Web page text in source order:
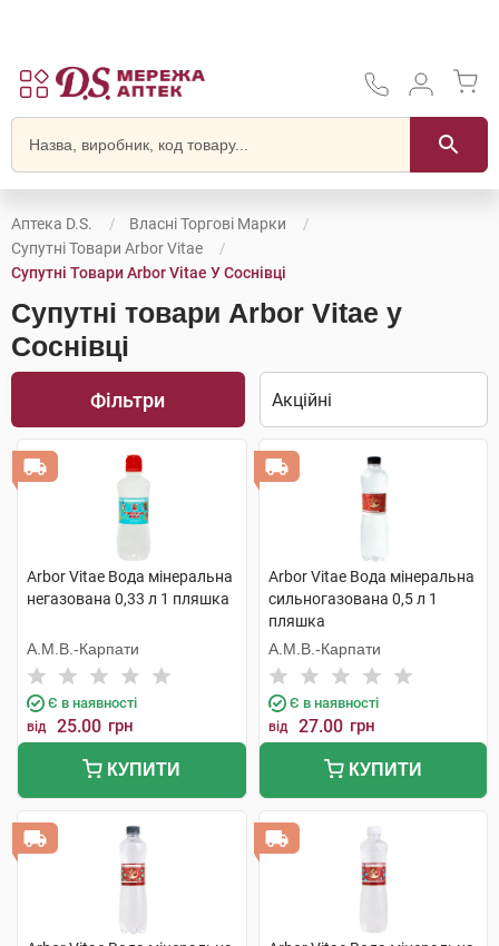
Аптека D.S.
Власні Торгові Марки
Супутні Товари Arbor Vitae
Супутні Товари Arbor Vitae У Соснівці
Супутні товари Arbor Vitae у
Соснівці
Фільтри
Arbor Vitae Вода мінеральна
негазована 0,33 л 1 пляшка
А.М.В.-Карпати
Є в наявності
від 25.00 грн
КУПИТИ
Arbor Vitae Вода мінеральна
сильногазована 0,5 л 1
пляшка
А.М.В.-Карпати
Є в наявності
від 27.00 грн
КУПИТИ